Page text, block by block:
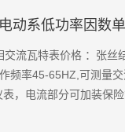
交流瓦特表价格 ：张丝
频率45-65HZ,可测量交
，电流部分可加装保